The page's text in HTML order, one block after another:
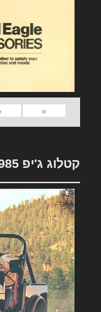
«
‹
קטלוג ג'יפ 1985